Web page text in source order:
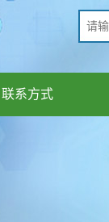
联系方式